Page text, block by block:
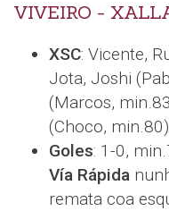
VIVEIRO -
XSC: Vicente,
Jota, Joshi
(Marcos,
(Choco,
Goles: 1-0,
Vía Rápida
remata coa